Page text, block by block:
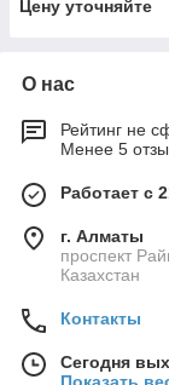
Цену уточняйте
О нас
Рейтинг не
Менее 5
Работает с
г. Алматы
проспект
Казахстан
Контакты
Сегодня